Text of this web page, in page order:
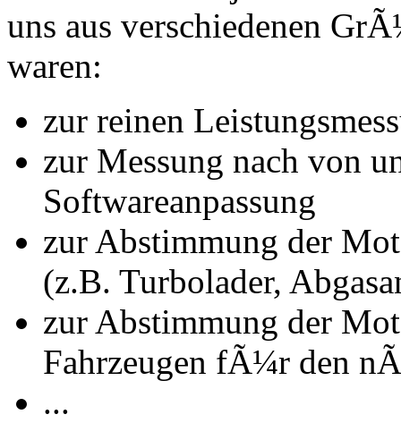
uns aus verschiedenen
waren:
zur reinen
zur Messung nach von
Softwareanpassung
zur Abstimmung der
(z.B. Turbolader,
zur Abstimmung der
Fahrzeugen fÃ¼r den
...